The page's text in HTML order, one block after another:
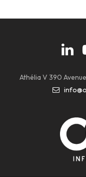
Athélia V 390